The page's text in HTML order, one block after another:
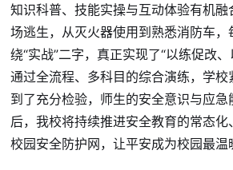
知识科普、技能实操与互动体验有机
场逃生，从灭火器使用到熟悉消防车
绕“实战”二字，真正实现了“以练促改、
通过全流程、多科目的综合演练，学
到了充分检验，师生的安全意识与应
后，我校将持续推进安全教育的常态
校园安全防护网，让平安成为校园最温